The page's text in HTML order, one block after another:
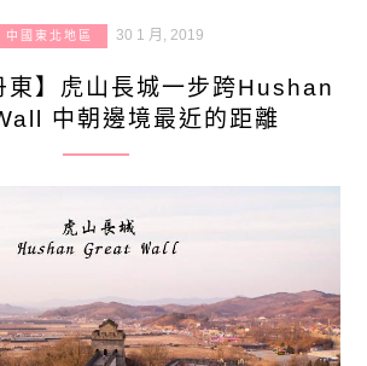
中國東北地區 30 1 月, 2019
東】虎山長城一步跨Hushan
中朝邊境最近的距離